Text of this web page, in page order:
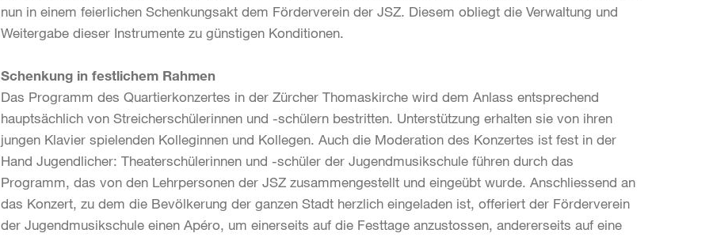
nun in einem feierlichen Schenkungsakt dem Förderverein der JSZ. Diesem obliegt die Verwaltung und
Weitergabe dieser Instrumente zu günstigen Konditionen.
Schenkung in festlichem Rahmen
Das Programm des Quartierkonzertes in der Zürcher Thomaskirche wird dem Anlass entsprechend
hauptsächlich von Streicherschülerinnen und -schülern bestritten. Unterstützung erhalten sie von ihren
jungen Klavier spielenden Kolleginnen und Kollegen. Auch die Moderation des Konzertes ist fest in der
Hand Jugendlicher: Theaterschülerinnen und -schüler der Jugendmusikschule führen durch das
Programm, das von den Lehrpersonen der JSZ zusammengestellt und eingeübt wurde. Anschliessend an
das Konzert, zu dem die Bevölkerung der ganzen Stadt herzlich eingeladen ist, offeriert der Förderverein
der Jugendmusikschule einen Apéro, um einerseits auf die Festtage anzustossen, andererseits auf eine